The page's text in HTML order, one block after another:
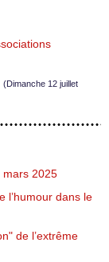
(Dimanche 12 juillet
mars 2025
l’humour dans le
de l’extrême